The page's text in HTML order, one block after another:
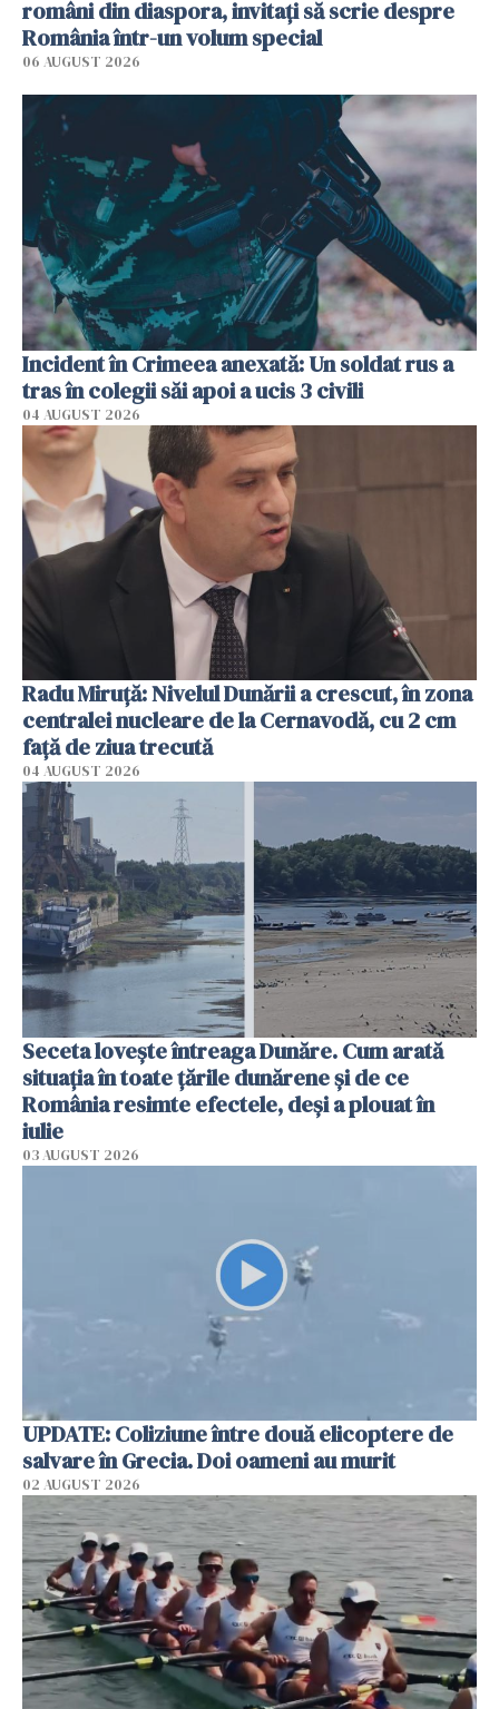
români din diaspora, invitați să scrie despre
România într-un volum special
06 AUGUST 2026
Incident în Crimeea anexată: Un soldat rus a
tras în colegii săi apoi a ucis 3 civili
04 AUGUST 2026
Radu Miruţă: Nivelul Dunării a crescut, în zona
centralei nucleare de la Cernavodă, cu 2 cm
faţă de ziua trecută
04 AUGUST 2026
Seceta lovește întreaga Dunăre. Cum arată
situația în toate țările dunărene și de ce
România resimte efectele, deși a plouat în
iulie
03 AUGUST 2026
UPDATE: Coliziune între două elicoptere de
salvare în Grecia. Doi oameni au murit
02 AUGUST 2026